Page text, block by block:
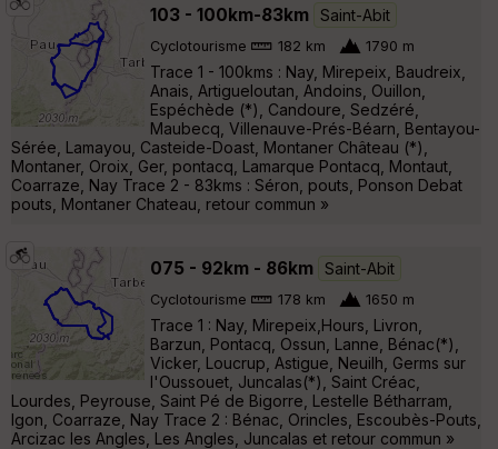
103 - 100km-83km Saint-Abit
Cyclotourisme 182 km 1790 m
Trace 1 - 100kms : Nay, Mirepeix, Baudreix,
Anais, Artigueloutan, Andoins, Ouillon,
Espéchède (*), Candoure, Sedzéré,
Maubecq, Villenauve-Prés-Béarn, Bentayou-
Sérée, Lamayou, Casteide-Doast, Montaner Château (*),
Montaner, Oroix, Ger, pontacq, Lamarque Pontacq, Montaut,
Coarraze, Nay Trace 2 - 83kms : Séron, pouts, Ponson Debat
pouts, Montaner Chateau, retour commun »
075 - 92km - 86km Saint-Abit
Cyclotourisme 178 km 1650 m
Trace 1 : Nay, Mirepeix,Hours, Livron,
Barzun, Pontacq, Ossun, Lanne, Bénac(*),
Vicker, Loucrup, Astigue, Neuilh, Germs sur
l'Oussouet, Juncalas(*), Saint Créac,
Lourdes, Peyrouse, Saint Pé de Bigorre, Lestelle Bétharram,
Igon, Coarraze, Nay Trace 2 : Bénac, Orincles, Escoubès-Pouts,
Arcizac les Angles, Les Angles, Juncalas et retour commun »